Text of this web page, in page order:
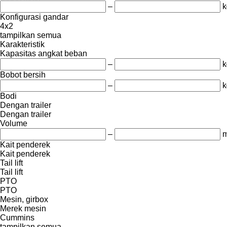
–
Konfigurasi gandar
4x2
tampilkan semua
Karakteristik
Kapasitas angkat beban
–
Bobot bersih
–
Bodi
Dengan trailer
Dengan trailer
Volume
–
Kait penderek
Kait penderek
Tail lift
Tail lift
PTO
PTO
Mesin, girbox
Merek mesin
Cummins